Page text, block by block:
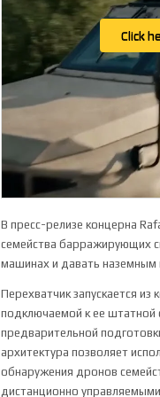
Click
В пресс-релизе концерна
семейства барражирующих
машинах и давать наземным
Перехватчик запускается
подключаемой к ее штатной
предварительной
архитектура позволяет
обнаружения дронов
дистанционно